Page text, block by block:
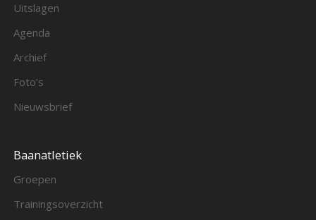
Uitslagen
Agenda
Archief
Foto’s
Nieuwsbrief
Baanatletiek
Groepen
Trainingsoverzicht